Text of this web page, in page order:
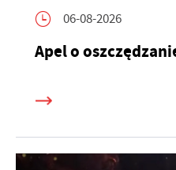
06-08-2026
Apel o